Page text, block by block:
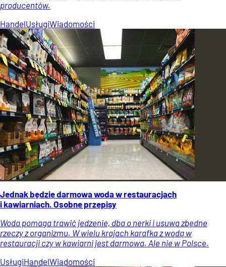
producentów.
HandelUsługiWiadomości
Jednak będzie darmowa woda w restauracjach
i kawiarniach. Osobne przepisy
Woda pomaga trawić jedzenie, dba o nerki i usuwa zbędne
rzeczy z organizmu. W wielu krajach karafka z wodą w
restauracji czy w kawiarni jest darmowa. Ale nie w Polsce.
UsługiHandelWiadomości